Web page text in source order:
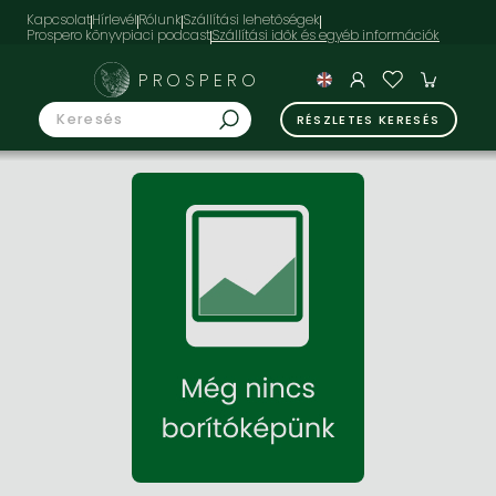
KapcsolatHírlevélRólunkSzállítási lehetőségek
Prospero könyvpiaci podcast
PROSPERO
RÉSZLETES KERESÉS